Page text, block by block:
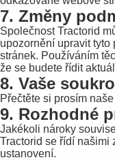
7. Změny
Společnost Tractorid
upozornění upravit
stránek. Používáním
že se budete řídit
8. Vaše
Přečtěte si prosím
9. Rozhodné
Jakékoli nároky
Tractorid se řídí našimi
ustanovení.